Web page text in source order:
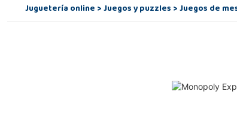
Juguetería online>Juegos y puzzles>Juegos de